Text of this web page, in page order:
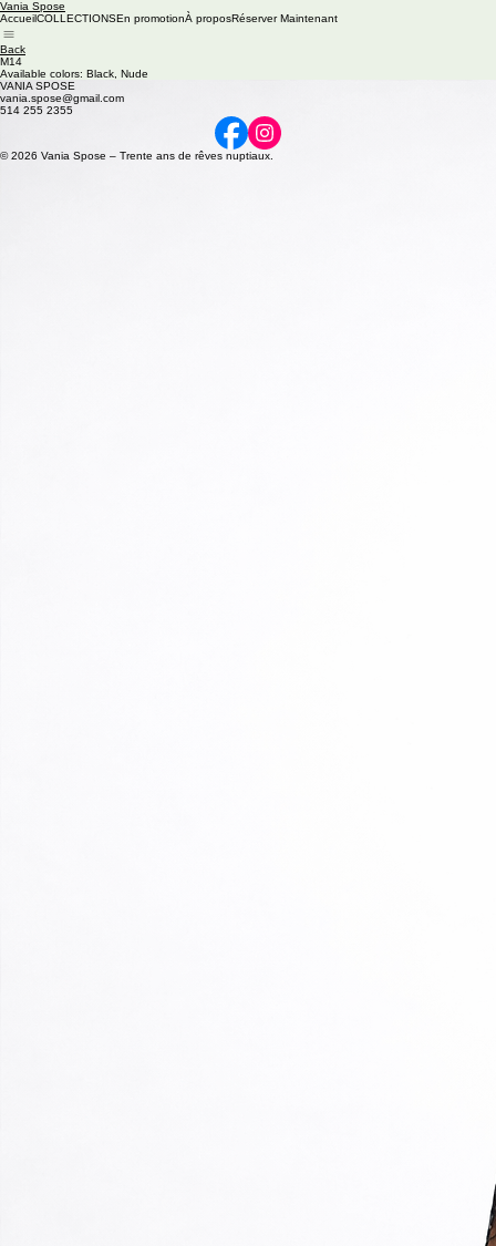
Vania Spose
AccueilCOLLECTIONSEn promotionÀ proposRéserver Maintenant
Back
M14
Available colors: Black, Nude
VANIA SPOSE
vania.spose@gmail.com
514 255 2355
© 2026 Vania Spose – Trente ans de rêves nuptiaux.